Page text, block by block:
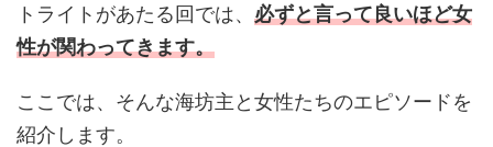
トライトがあたる回では、 必ずと言って良いほど女
性が関わってきます。
ここでは、そんな海坊主と女性たちのエピソードを
紹介します。